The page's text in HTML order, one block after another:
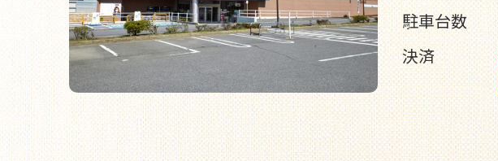
駐車台数
決済